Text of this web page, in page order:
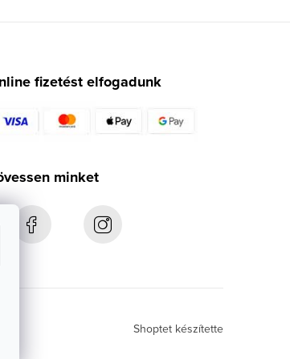
fizetést elfogadunk
minket
Shoptet készítette